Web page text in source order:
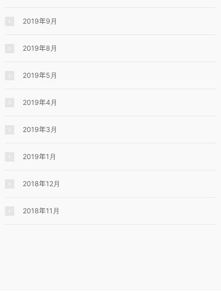
2019年9月
2019年8月
2019年5月
2019年4月
2019年3月
2019年1月
2018年12月
2018年11月